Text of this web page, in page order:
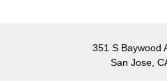
351 S Baywood
San Jose,